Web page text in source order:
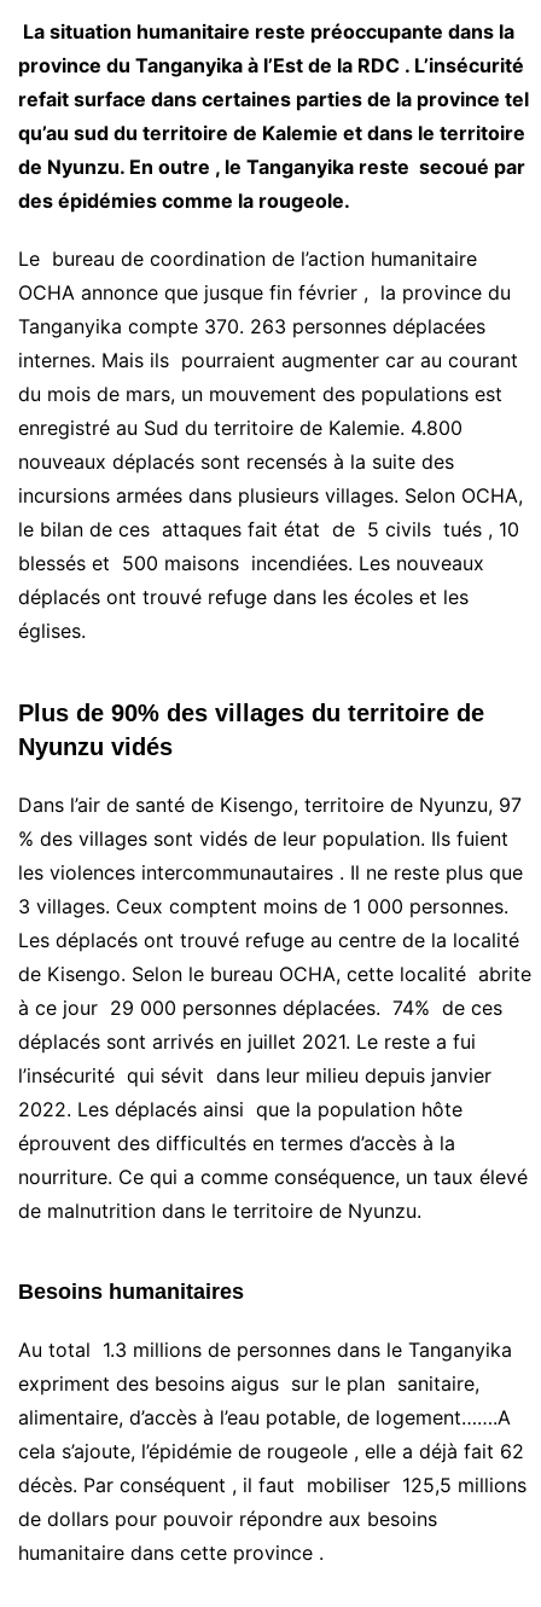
La situation humanitaire reste préoccupante dans la
province du Tanganyika à l’Est de la RDC . L’insécurité
refait surface dans certaines parties de la province tel
qu’au sud du territoire de Kalemie et dans le territoire
de Nyunzu. En outre , le Tanganyika reste secoué par
des épidémies comme la rougeole.
Le bureau de coordination de l’action humanitaire
OCHA annonce que jusque fin février , la province du
Tanganyika compte 370. 263 personnes déplacées
internes. Mais ils pourraient augmenter car au courant
du mois de mars, un mouvement des populations est
enregistré au Sud du territoire de Kalemie. 4.800
nouveaux déplacés sont recensés à la suite des
incursions armées dans plusieurs villages. Selon OCHA,
le bilan de ces attaques fait état de 5 civils tués , 10
blessés et 500 maisons incendiées. Les nouveaux
déplacés ont trouvé refuge dans les écoles et les
églises.
Plus de 90% des villages du territoire de
Nyunzu vidés
Dans l’air de santé de Kisengo, territoire de Nyunzu, 97
% des villages sont vidés de leur population. Ils fuient
les violences intercommunautaires . Il ne reste plus que
3 villages. Ceux comptent moins de 1 000 personnes.
Les déplacés ont trouvé refuge au centre de la localité
de Kisengo. Selon le bureau OCHA, cette localité abrite
à ce jour 29 000 personnes déplacées. 74% de ces
déplacés sont arrivés en juillet 2021. Le reste a fui
l’insécurité qui sévit dans leur milieu depuis janvier
2022. Les déplacés ainsi que la population hôte
éprouvent des difficultés en termes d’accès à la
nourriture. Ce qui a comme conséquence, un taux élevé
de malnutrition dans le territoire de Nyunzu.
Besoins humanitaires
Au total 1.3 millions de personnes dans le Tanganyika
expriment des besoins aigus sur le plan sanitaire,
alimentaire, d’accès à l’eau potable, de logement…….A
cela s’ajoute, l’épidémie de rougeole , elle a déjà fait 62
décès. Par conséquent , il faut mobiliser 125,5 millions
de dollars pour pouvoir répondre aux besoins
humanitaire dans cette province .